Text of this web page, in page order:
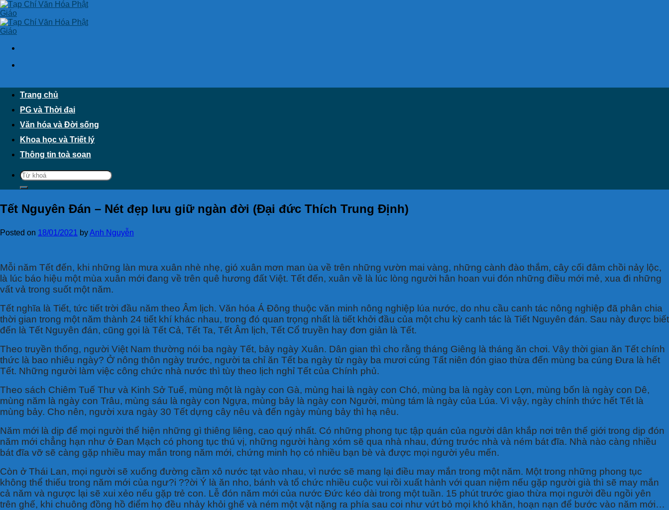
Skip
to
content
Trang chủ
PG và Thời đại
Văn hóa và Đời sống
Khoa học và Triết lý
Thông tin toà soạn
Tết Nguyên Đán – Nét đẹp lưu giữ ngàn đời (Đại đức Thích Trung Định)
Posted on 18/01/2021 byAnh Nguyễn
Mỗi năm Tết đến, khi những làn mưa xuân nhè nhẹ, gió xuân mơn man ùa về trên những vườn mai vàng, những cành đào thắm, cây cối đâm chồi nảy lộc,
là lúc báo hiệu một mùa xuân mới đang về trên quê hương đất Việt. Tết đến, xuân về là lúc lòng người hân hoan vui đón những điều mới mẻ, xua đi những
vất vả trong suốt một năm.
Tết nghĩa là Tiết, tức tiết trời đầu năm theo Âm lịch. Văn hóa Á Đông thuộc văn minh nông nghiệp lúa nước, do nhu cầu canh tác nông nghiệp đã phân chia
thời gian trong một năm thành 24 tiết khí khác nhau, trong đó quan trọng nhất là tiết khởi đầu của một chu kỳ canh tác là Tiết Nguyên đán. Sau này được biết
đến là Tết Nguyên đán, cũng gọi là Tết Cả, Tết Ta, Tết Âm lịch, Tết Cổ truyền hay đơn giản là Tết.
Theo truyền thống, người Việt Nam thường nói ba ngày Tết, bảy ngày Xuân. Dân gian thì cho rằng tháng Giêng là tháng ăn chơi. Vậy thời gian ăn Tết chính
thức là bao nhiêu ngày? Ở nông thôn ngày trước, người ta chỉ ăn Tết ba ngày từ ngày ba mươi cúng Tất niên đón giao thừa đến mùng ba cúng Đưa là hết
Tết. Những người làm việc công chức nhà nước thì tùy theo lịch nghỉ Tết của Chính phủ.
Theo sách Chiêm Tuế Thư và Kinh Sở Tuế, mùng một là ngày con Gà, mùng hai là ngày con Chó, mùng ba là ngày con Lợn, mùng bốn là ngày con Dê,
mùng năm là ngày con Trâu, mùng sáu là ngày con Ngựa, mùng bảy là ngày con Người, mùng tám là ngày của Lúa. Vì vậy, ngày chính thức hết Tết là
mùng bảy. Cho nên, người xưa ngày 30 Tết dựng cây nêu và đến ngày mùng bảy thì hạ nêu.
Năm mới là dịp để mọi người thể hiện những gì thiêng liêng, cao quý nhất. Có những phong tục tập quán của người dân khắp nơi trên thế giới trong dịp đón
năm mới chẳng hạn như ở Đan Mạch có phong tục thú vị, những người hàng xóm sẽ qua nhà nhau, đứng trước nhà và ném bát đĩa. Nhà nào càng nhiều
bát đĩa vỡ sẽ càng gặp nhiều may mắn trong năm mới, chứng minh họ có nhiều bạn bè và được mọi người yêu mến.
Còn ở Thái Lan, mọi người sẽ xuống đường cầm xô nước tạt vào nhau, vì nước sẽ mang lại điều may mắn trong một năm. Một trong những phong tục
không thể thiếu trong năm mới của ngư?i ??ời Ý là ăn nho, bánh và tổ chức nhiều cuộc vui rồi xuất hành với quan niệm nếu gặp người già thì sẽ may mắn
cả năm và ngược lại sẽ xui xẻo nếu gặp trẻ con. Lễ đón năm mới của nước Đức kéo dài trong một tuần. 15 phút trước giao thừa mọi người đều ngồi yên
trên ghế, khi chuông đồng hồ điểm họ đều nhảy khỏi ghế và ném một vật nặng ra phía sau coi như vứt bỏ mọi khó khăn, hoạn nạn để bước vào năm mới…